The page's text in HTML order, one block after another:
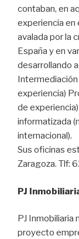
contaban, en
experiencia en
avalada por la
España y en
desarrollando
Intermediación
experiencia)
de
informatizada
internacional).
Sus oficinas
Zaragoza. Tlf:
PJ
PJ Inmobiliaria
proyecto